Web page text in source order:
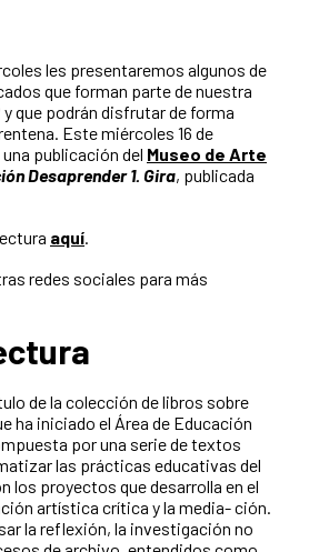
les presentaremos algunos de
que forman parte de nuestra
que podrán disfrutar de forma
Este miércoles 16 de
publicación del Museo de Arte
Desaprender 1. Gira, publicada
aquí.
redes sociales para más
de la colección de libros sobre
ha iniciado el Área de Educación
por una serie de textos
las prácticas educativas del
los proyectos que desarrolla en el
artística crítica y la media- ción.
la reflexión, la investigación no